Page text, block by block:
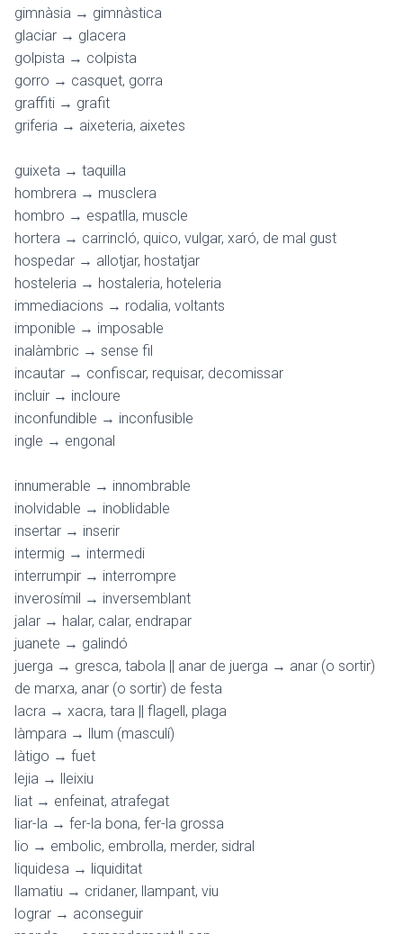
gimnàsia → gimnàstica
glaciar → glacera
golpista → colpista
gorro → casquet, gorra
graffiti → grafit
griferia → aixeteria, aixetes
guixeta → taquilla
hombrera → musclera
hombro → espatlla, muscle
hortera → carrincló, quico, vulgar, xaró, de mal gust
hospedar → allotjar, hostatjar
hosteleria → hostaleria, hoteleria
immediacions → rodalia, voltants
imponible → imposable
inalàmbric → sense fil
incautar → confiscar, requisar, decomissar
incluir → incloure
inconfundible → inconfusible
ingle → engonal
innumerable → innombrable
inolvidable → inoblidable
insertar → inserir
intermig → intermedi
interrumpir → interrompre
inverosímil → inversemblant
jalar → halar, calar, endrapar
juanete → galindó
juerga → gresca, tabola || anar de juerga → anar (o sortir)
de marxa, anar (o sortir) de festa
lacra → xacra, tara || flagell, plaga
làmpara → llum (masculí)
làtigo → fuet
lejia → lleixiu
liat → enfeinat, atrafegat
liar-la → fer-la bona, fer-la grossa
lio → embolic, embrolla, merder, sidral
liquidesa → liquiditat
llamatiu → cridaner, llampant, viu
lograr → aconseguir